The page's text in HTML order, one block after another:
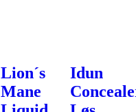
Lion´s
Mane
Idun